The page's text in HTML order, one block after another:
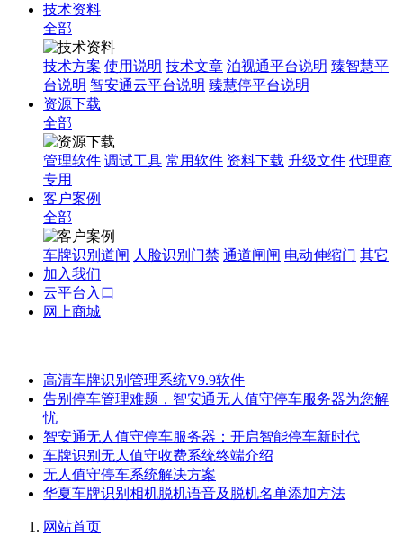
技术资料
全部
技术方案 使用说明 技术文章 泊视通平台说明 臻智慧平
台说明 智安通云平台说明 臻慧停平台说明
资源下载
全部
管理软件 调试工具 常用软件 资料下载 升级文件 代理商
专用
客户案例
全部
车牌识别道闸 人脸识别门禁 通道闸闸 电动伸缩门 其它
加入我们
云平台入口
网上商城
高清车牌识别管理系统V9.9软件
告别停车管理难题，智安通无人值守停车服务器为您解
忧
智安通无人值守停车服务器：开启智能停车新时代
车牌识别无人值守收费系统终端介绍
无人值守停车系统解决方案
华夏车牌识别相机脱机语音及脱机名单添加方法
网站首页